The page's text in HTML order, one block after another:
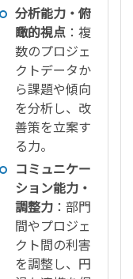
分析能力・俯
瞰的視点 ：複
数のプロジェ
クトデータか
ら課題や傾向
を分析し、改
善策を立案す
る力。
コミュニケー
ション能力・
調整力 ：部門
間やプロジェ
クト間の利害
を調整し、円